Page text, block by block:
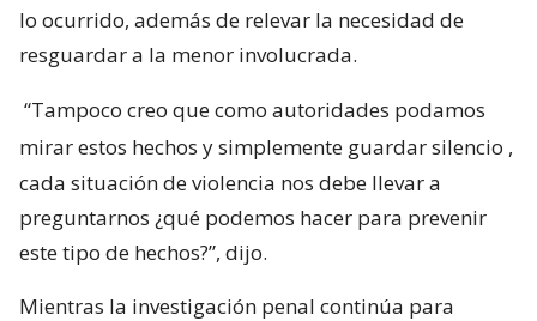
lo ocurrido, además de relevar la necesidad de
resguardar a la menor involucrada.
“Tampoco creo que como autoridades podamos
mirar estos hechos y simplemente guardar silencio ,
cada situación de violencia nos debe llevar a
preguntarnos ¿qué podemos hacer para prevenir
este tipo de hechos?”, dijo.
Mientras la investigación penal continúa para